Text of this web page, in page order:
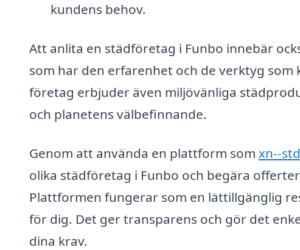
kundens behov.
Att anlita en städföretag i Funbo innebär
som har den erfarenhet och de verktyg
företag erbjuder även miljövänliga
och planetens välbefinnande.
Genom att använda en plattform som xn--
olika städföretag i Funbo och begära
Plattformen fungerar som en lättillgänglig
för dig. Det ger transparens och gör det
dina krav.